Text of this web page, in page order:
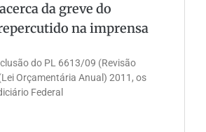
da greve do
na imprensa
do PL 6613/09 (Revisão
Orçamentária Anual) 2011, os
Federal